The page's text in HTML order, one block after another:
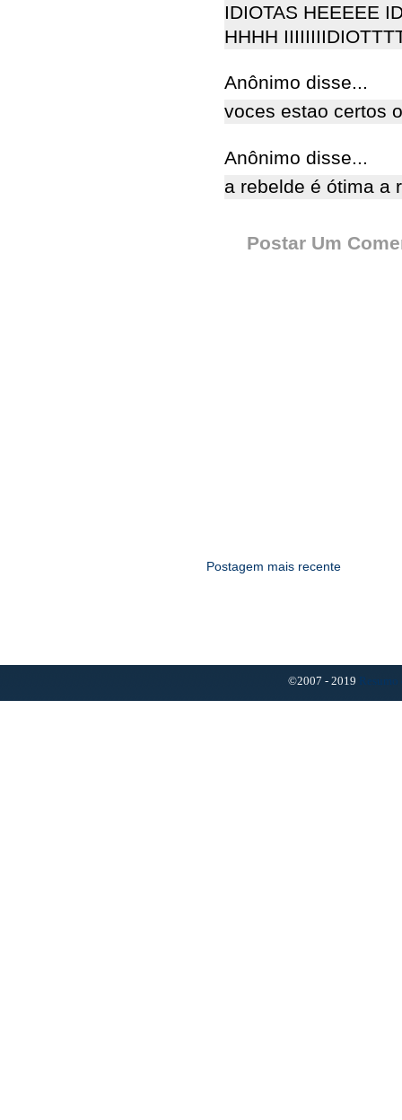
IDIOTAS HEEEEE
HHHH
Anônimo disse...
voces estao certos
Anônimo disse...
a rebelde é ótima a
Postar Um
Postagem mais recente
©2007 - 2019